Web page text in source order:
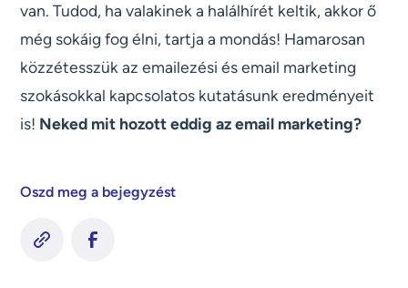
van. Tudod, ha valakinek a halálhírét keltik, akkor ő
még sokáig fog élni, tartja a mondás! Hamarosan
közzétesszük az emailezési és email marketing
szokásokkal kapcsolatos kutatásunk eredményeit
is! Neked mit hozott eddig az email marketing?
Oszd meg a bejegyzést